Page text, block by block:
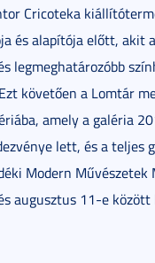
Cricoteka
és alapítója előtt, akit
legmeghatározóbb
követően a Lomtár
amely a galéria
lett, és a teljes
Modern Művészetek
augusztus 11-e között